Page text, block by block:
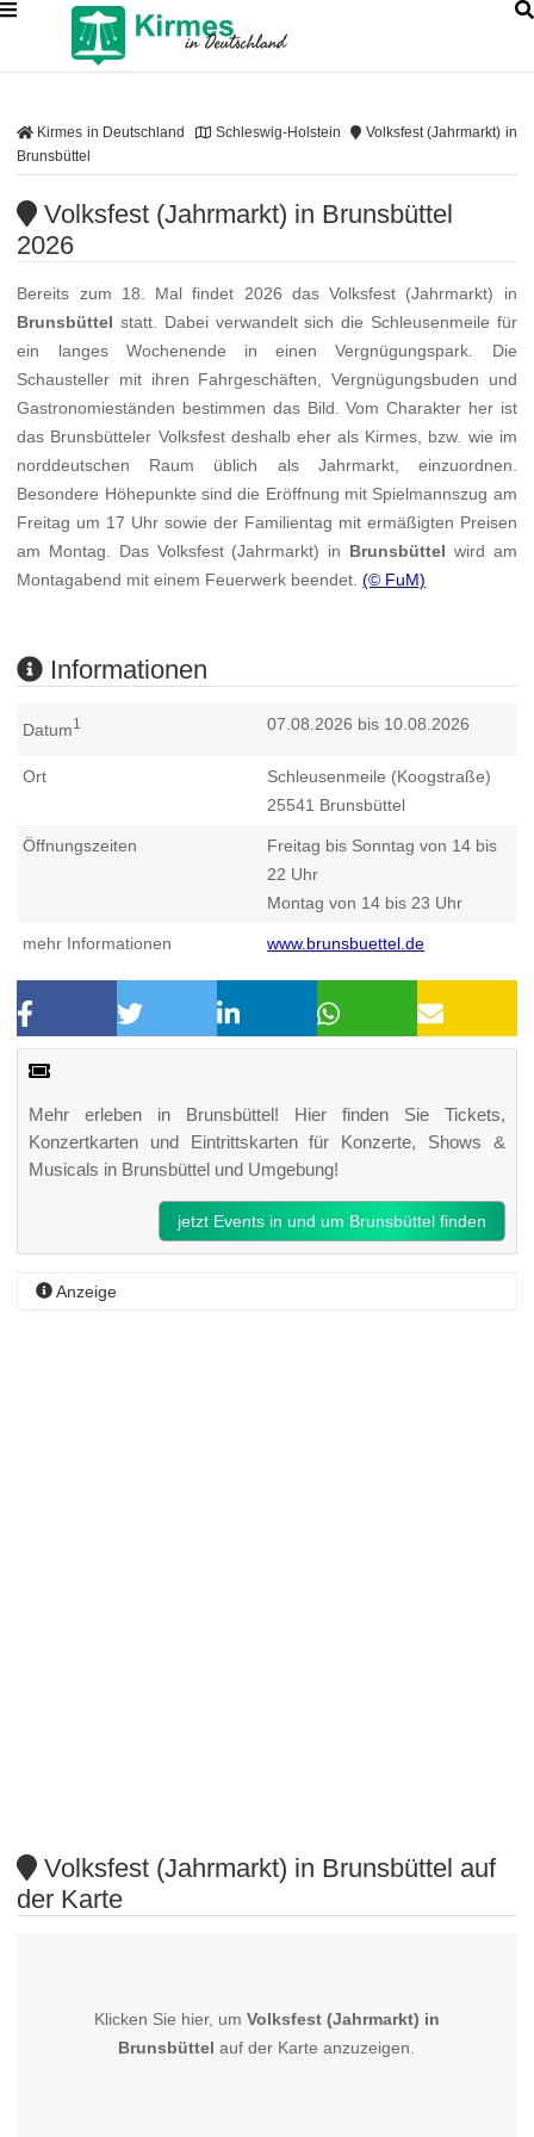
Kirmes in Deutschland Schleswig-Holstein
Volksfest (Jahrmarkt) in
Brunsbüttel
Volksfest (Jahrmarkt) in Brunsbüttel
2026
Bereits zum 18. Mal findet 2026 das Volksfest (Jahrmarkt) in
Brunsbüttel statt. Dabei verwandelt sich die Schleusenmeile für
ein langes Wochenende in einen Vergnügungspark. Die
Schausteller mit ihren Fahrgeschäften, Vergnügungsbuden und
Gastronomieständen bestimmen das Bild. Vom Charakter her ist
das Brunsbütteler Volksfest deshalb eher als Kirmes, bzw. wie im
norddeutschen Raum üblich als Jahrmarkt, einzuordnen.
Besondere Höhepunkte sind die Eröffnung mit Spielmannszug am
Freitag um 17 Uhr sowie der Familientag mit ermäßigten Preisen
am Montag. Das Volksfest (Jahrmarkt) in Brunsbüttel wird am
Montagabend mit einem Feuerwerk beendet.(© FuM)
Informationen
Datum1 07.08.2026 bis 10.08.2026
Ort
Schleusenmeile (Koogstraße)
25541 Brunsbüttel
Öffnungszeiten
Freitag bis Sonntag von 14 bis
22 Uhr
Montag von 14 bis 23 Uhr
mehr Informationen www.brunsbuettel.de
Mehr erleben in Brunsbüttel! Hier finden Sie Tickets,
Konzertkarten und Eintrittskarten für Konzerte, Shows &
Musicals in Brunsbüttel und Umgebung!
jetzt Events in und um Brunsbüttel finden
Anzeige
Volksfest (Jahrmarkt) in Brunsbüttel auf
der Karte
Klicken Sie hier, um Volksfest (Jahrmarkt) in
Brunsbüttel auf der Karte anzuzeigen.